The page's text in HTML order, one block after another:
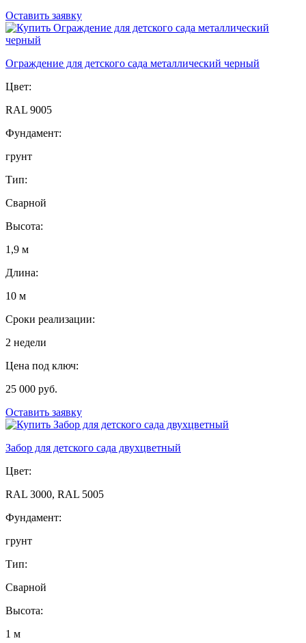
Оставить заявку
Ограждение для детского сада металлический черный
Цвет:
RAL 9005
Фундамент:
грунт
Тип:
Сварной
Высота:
1,9 м
Длина:
10 м
Сроки реализации:
2 недели
Цена под ключ:
25 000 руб.
Оставить заявку
Забор для детского сада двухцветный
Цвет:
RAL 3000, RAL 5005
Фундамент:
грунт
Тип:
Сварной
Высота:
1 м